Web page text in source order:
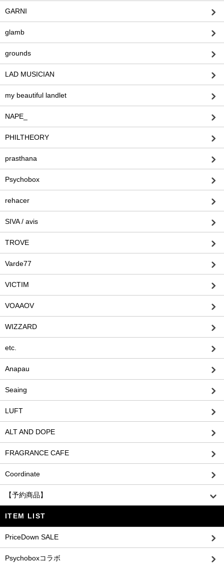
GARNI
glamb
grounds
LAD MUSICIAN
my beautiful landlet
NAPE_
PHILTHEORY
prasthana
Psychobox
rehacer
SIVA / avis
TROVE
Varde77
VICTIM
VOAAOV
WIZZARD
etc.
Anapau
Seaing
LUFT
ALT AND DOPE
FRAGRANCE CAFE
Coordinate
【予約商品】
ITEM LIST
PriceDown SALE
Psychoboxコラボ